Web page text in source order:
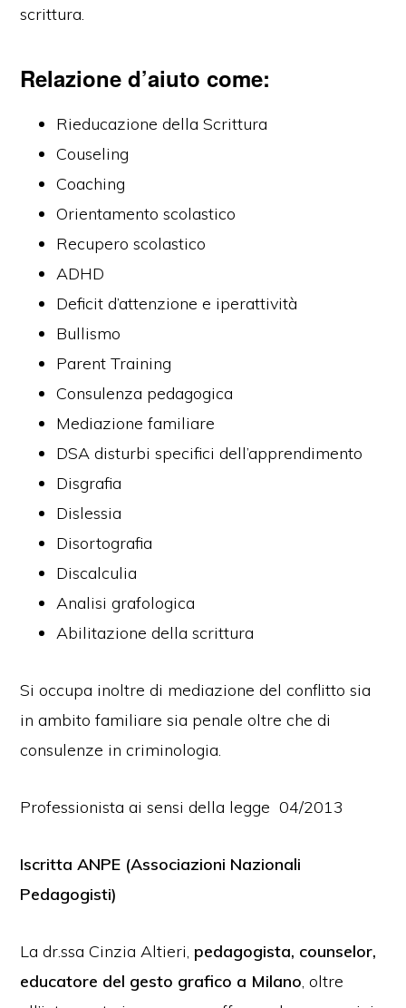
scrittura.
Relazione d’aiuto come:
Rieducazione della Scrittura
Couseling
Coaching
Orientamento scolastico
Recupero scolastico
ADHD
Deficit d’attenzione e iperattività
Bullismo
Parent Training
Consulenza pedagogica
Mediazione familiare
DSA disturbi specifici dell’apprendimento
Disgrafia
Dislessia
Disortografia
Discalculia
Analisi grafologica
Abilitazione della scrittura
Si occupa inoltre di mediazione del conflitto sia
in ambito familiare sia penale oltre che di
consulenze in criminologia.
Professionista ai sensi della legge 04/2013
Iscritta ANPE (Associazioni Nazionali
Pedagogisti)
La dr.ssa Cinzia Altieri, pedagogista, counselor,
educatore del gesto grafico a Milano, oltre